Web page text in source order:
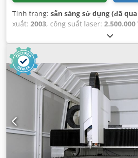
Tình trạng: sẵn sàng sử dụng (đã
xuất: 2003, công suất laser: 2.500.000
, số lượng